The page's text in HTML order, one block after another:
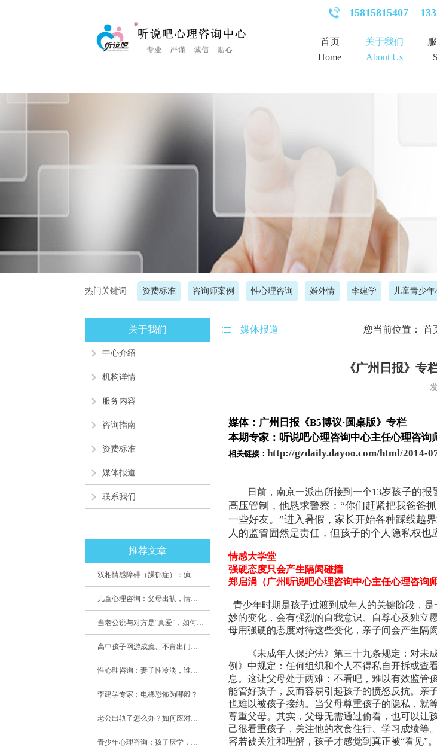
<%Response.Status="404 Moved Permanently"%>
15815815407
首页
Home
关于我们
About Us
热门关键词 资费标准 咨询师案例 性心理咨询 婚外情 李建学 儿童青少年
关于我们
中心介绍
机构详情
服务内容
咨询指南
资费标准
媒体报道
联系我们
推荐文章
双相情感障碍（躁郁症）：疯子如何走向天才
儿童心理咨询：父母出轨，情感混乱孩子内心的隐秘
当老公说与对方是“真爱”，如何挽救婚姻？(始篇)
高中孩子网游成瘾、不肯出门，家长该怎么办？
性心理咨询：妻子性冷淡，谁之过
李建学专家：电梯恐怖为哪般？
老公出轨了怎么办？如何应对老公出轨？——婚姻心理专家为您支招
青少年心理咨询：孩子厌学，整天沉迷手机，网络成瘾，怎么办?
媒体报道 您当前位置： 首
《广州日报》专
媒体：广州日报 《B5博议·圆桌版》专栏
本期专家：听说吧心理咨询中心主任心理咨
相关链接： http://gzdaily.dayoo.com/html/2014-
日前，南京一派出所接到一个13岁孩子的报
高压管制，他恳求警察：“你们赶紧把我爸爸
一些好友。”进入暑假，家长开始各种踩线越
人的监管固然是责任，但孩子的个人隐私权也
情感大学堂
强硬态度只会产生隔阂碰撞
郑启涓（广州听说吧心理咨询中心主任心理咨询
青少年时期是孩子过渡到成年人的关键阶段，
妙的变化，会有强烈的自我意识、自尊心及独立
母用强硬的态度对待这些变化，亲子间会产生隔阂
《未成年人保护法》第三十九条规定：对
例》中规定：任何组织和个人不得私自开拆或查
息。这让父母处于两难：不看吧，难以有效监管
能管好孩子，反而容易引起孩子的愤怒反抗。亲
也难以被孩子接纳。当父母尊重孩子的隐私，就
尊重父母。其实，父母无需通过偷看，也可以让
己很看重孩子，关注他的衣食住行、学习成绩等
容若被关注和理解，孩子才感觉到真正被“看见”。